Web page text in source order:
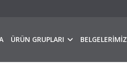
ÜRÜN GRUPLARI BELGELERİMİZ